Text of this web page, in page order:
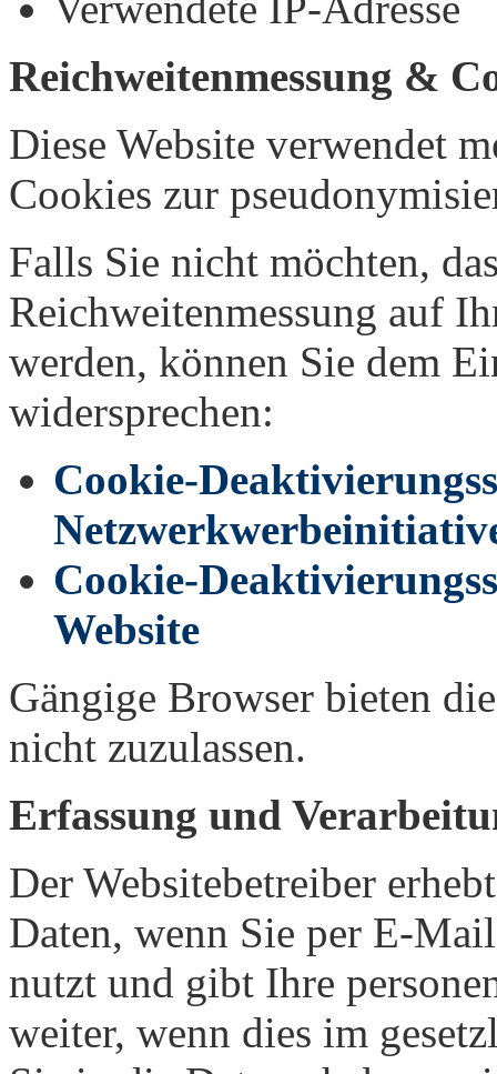
Reichweitenmessung &
Diese Website verwendet
Cookies zur
Falls Sie nicht möchten,
Reichweitenmessung auf
werden, können Sie dem
widersprechen:
Cookie-
Cookie-
Website
Gängige Browser bieten
nicht zuzulassen.
Erfassung und
Der Websitebetreiber
Daten, wenn Sie per E-
nutzt und gibt Ihre
weiter, wenn dies im